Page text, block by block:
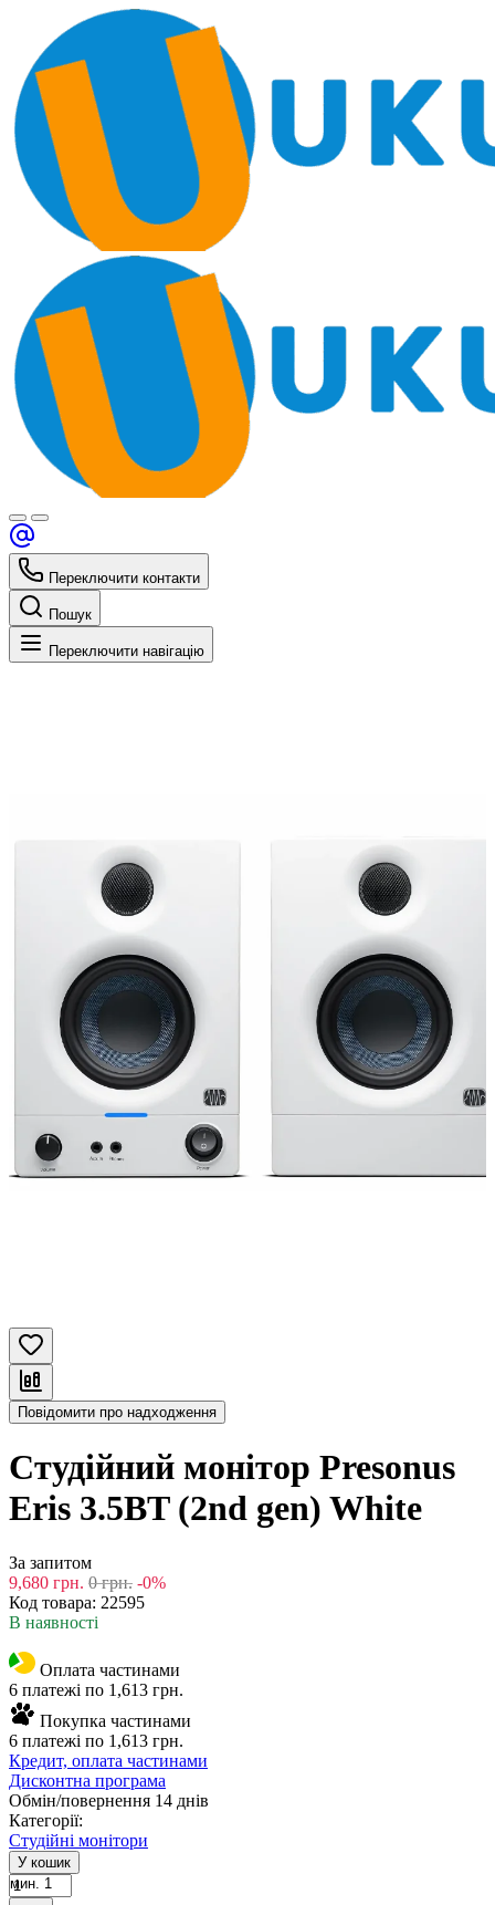
Переключити контакти
Пошук
Переключити навігацію
Повідомити про надходження
Студійний монітор Presonus
Eris 3.5BT (2nd gen) White
За запитом
9,680 грн. 0 грн. -0%
Код товара: 22595
В наявності
Оплата частинами
6 платежі по 1,613 грн.
Покупка частинами
6 платежі по 1,613 грн.
Кредит, оплата частинами
Дисконтна програма
Обмін/повернення 14 днів
Категорії:
Студійні монітори
У кошик
мин. 1